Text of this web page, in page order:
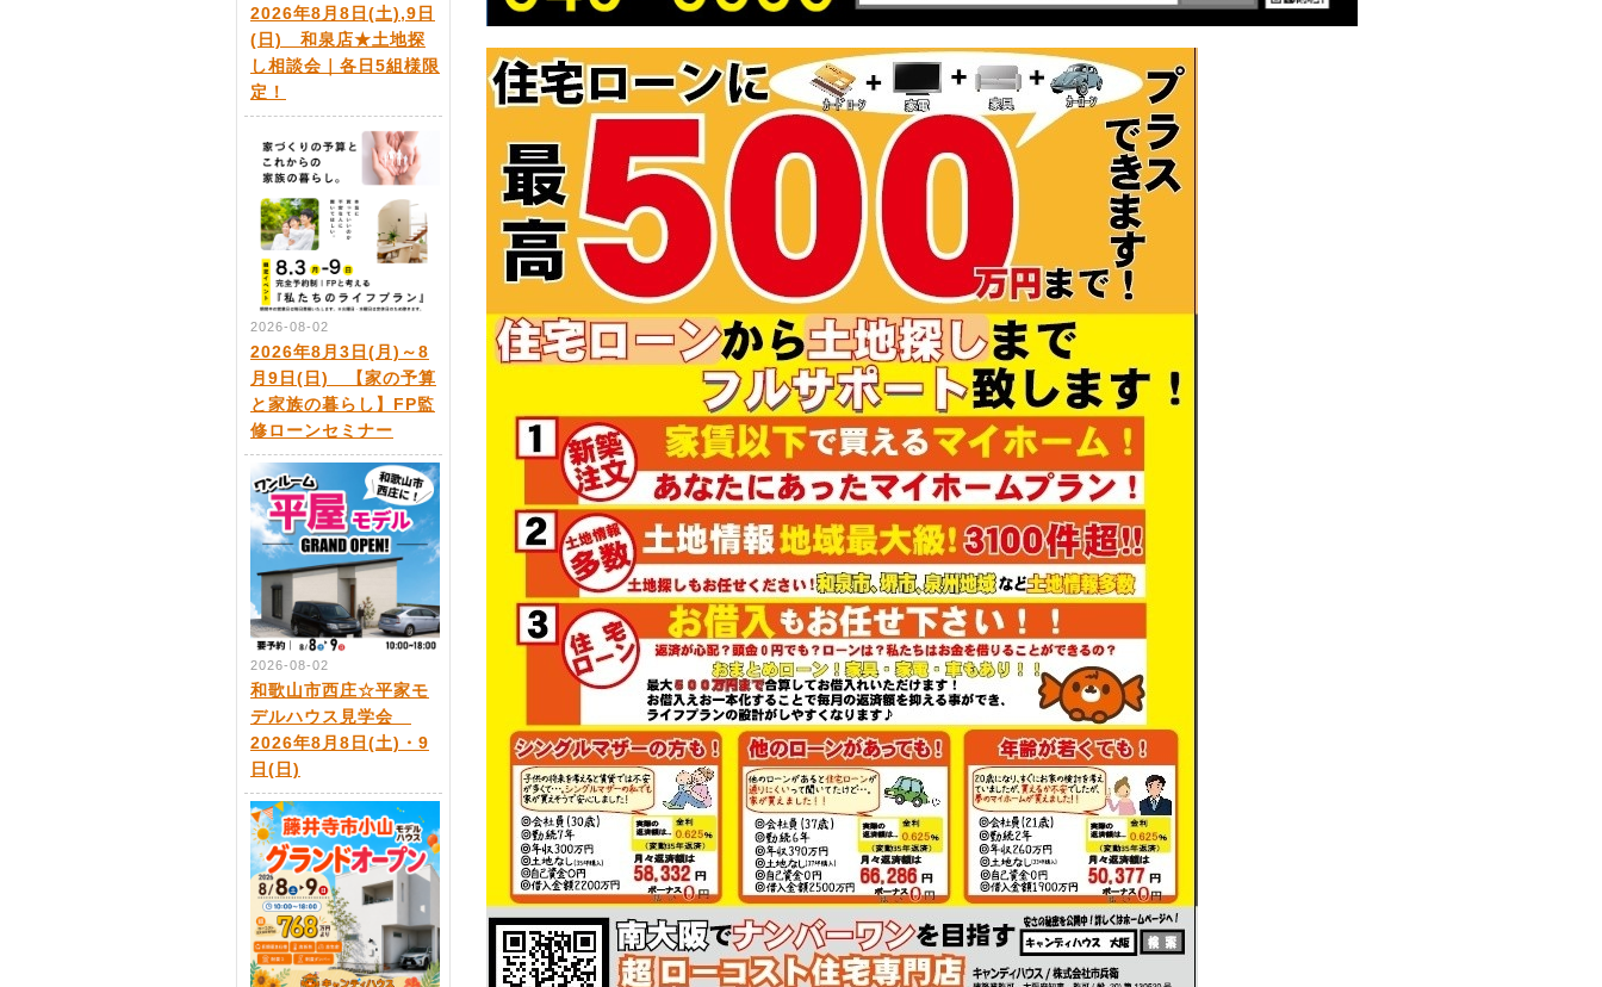
2026年8月8日(土),9日
(日) 和泉店★土地探
し相談会｜各日5組様限
定！
2026-08-02
2026年8月3日(月)～8
月9日(日) 【家の予算
と家族の暮らし】FP監
修ローンセミナー
2026-08-02
和歌山市西庄☆平家モ
デルハウス見学会
2026年8月8日(土)・9
日(日)